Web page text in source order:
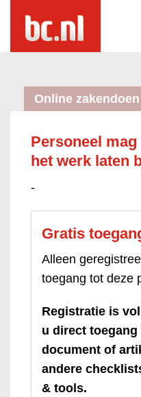
Online zakendoen
Personeel
het werk laten
-
Gratis
Alleen
toegang tot deze
Registratie is
u direct
document of
andere
& tools.